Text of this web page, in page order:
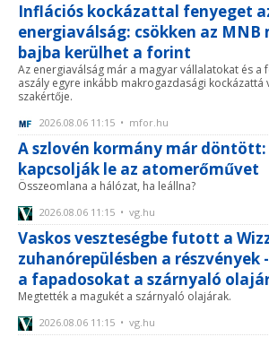
Inflációs kockázattal fenyeget
energiaválság: csökken az MNB
bajba kerülhet a forint
Az energiaválság már a magyar vállalatokat és a
aszály egyre inkább makrogazdasági kockázattá
szakértője.
2026.08.06 11:15 • mfor.hu
A szlovén kormány már döntött:
kapcsolják le az atomerőművet
Összeomlana a hálózat, ha leállna?
2026.08.06 11:15 • vg.hu
Vaskos veszteségbe futott a
zuhanórepülésben a
a fapadosokat a szárnyaló
Megtették a magukét a szárnyaló olajárak.
2026.08.06 11:15 • vg.hu